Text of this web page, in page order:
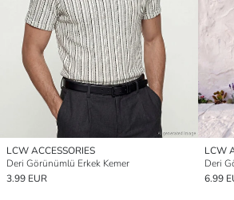
LCW ACCESSORIES
Deri Görünümlü Erkek Kemer
3.99 EUR
LCW
6.99